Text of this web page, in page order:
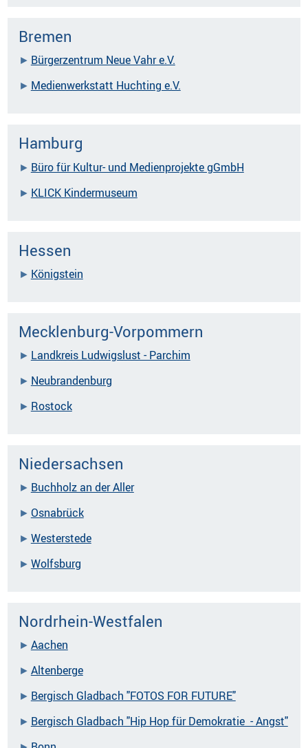
Bremen
Bürgerzentrum Neue Vahr e.V.
Medienwerkstatt Huchting e.V.
Hamburg
Büro für Kultur- und Medienprojekte gGmbH
KLICK Kindermuseum
Hessen
Königstein
Mecklenburg-Vorpommern
Landkreis Ludwigslust - Parchim
Neubrandenburg
Rostock
Niedersachsen
Buchholz an der Aller
Osnabrück
Westerstede
Wolfsburg
Nordrhein-Westfalen
Aachen
Altenberge
Bergisch Gladbach "FOTOS FOR FUTURE"
Bergisch Gladbach "Hip Hop für Demokratie - Angst"